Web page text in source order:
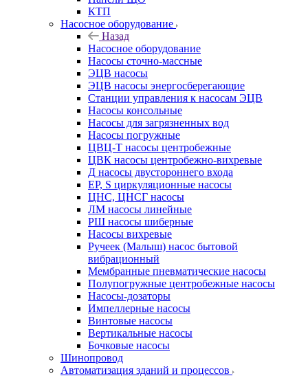
КТП
Насосное оборудование
Назад
Насосное оборудование
Насосы сточно-массные
ЭЦВ насосы
ЭЦВ насосы энергосберегающие
Станции управления к насосам ЭЦВ
Насосы консольные
Насосы для загрязненных вод
Насосы погружные
ЦВЦ-Т насосы центробежные
ЦВК насосы центробежно-вихревые
Д насосы двустороннего входа
EP, S циркуляционные насосы
ЦНС, ЦНСГ насосы
ЛМ насосы линейные
РШ насосы шиберные
Насосы вихревые
Ручеек (Малыш) насос бытовой
вибрационный
Мембранные пневматические насосы
Полупогружные центробежные насосы
Насосы-дозаторы
Импеллерные насосы
Винтовые насосы
Вертикальные насосы
Бочковые насосы
Шинопровод
Автоматизация зданий и процессов